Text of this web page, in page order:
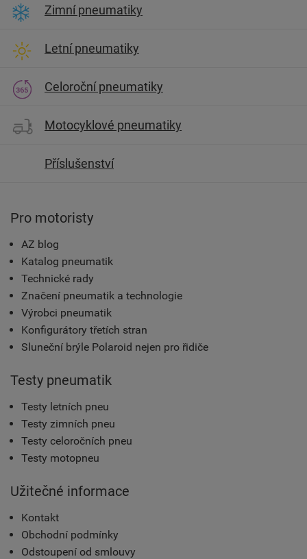
Zimní pneumatiky
Letní pneumatiky
Celoroční pneumatiky
Motocyklové pneumatiky
Příslušenství
Pro motoristy
AZ blog
Katalog pneumatik
Technické rady
Značení pneumatik a technologie
Výrobci pneumatik
Konfigurátory třetích stran
Sluneční brýle Polaroid nejen pro řidiče
Testy pneumatik
Testy letních pneu
Testy zimních pneu
Testy celoročních pneu
Testy motopneu
Užitečné informace
Kontakt
Obchodní podmínky
Odstoupení od smlouvy